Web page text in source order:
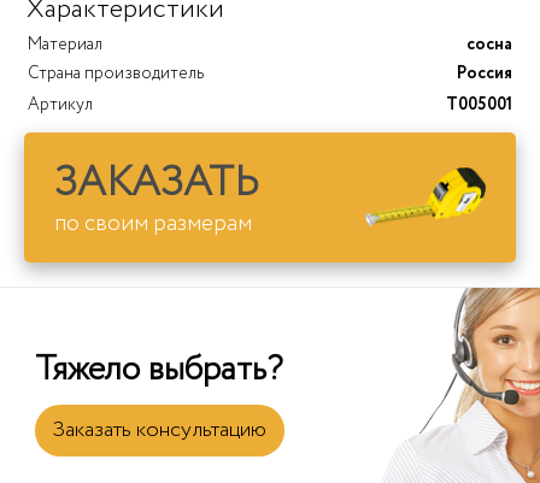
Характеристики
Материал
сосна
Страна производитель
Россия
Артикул
T005001
ЗАКАЗАТЬ
по своим размерам
Тяжело выбрать?
Заказать консультацию